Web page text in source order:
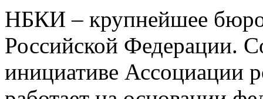
НБКИ – крупнейшее
Российской Федерации.
инициативе Ассоциации